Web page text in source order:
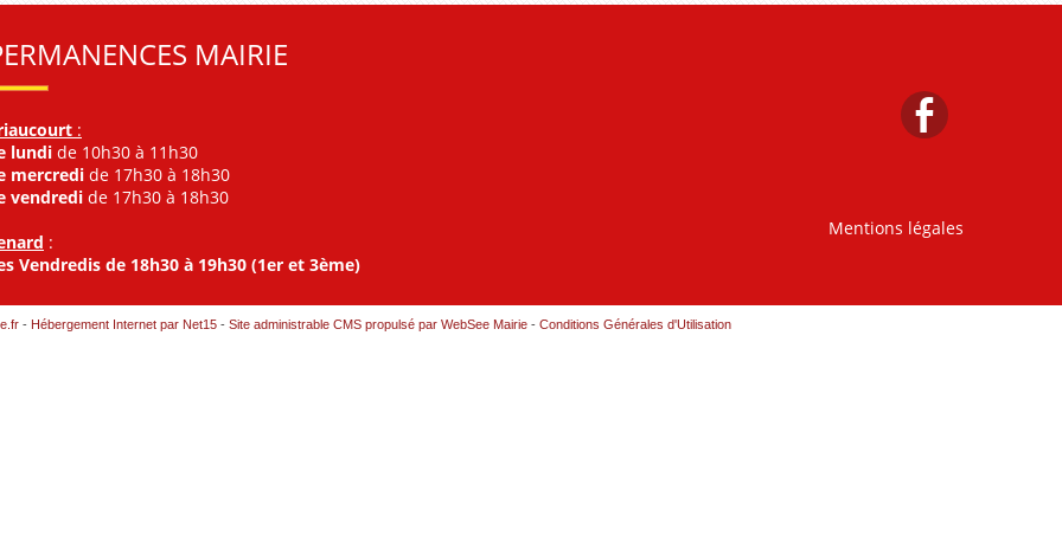
MAIRIE
:
lundi de 10h30 à 11h30
mercredi de 17h30 à 18h30
vendredi de 17h30 à 18h30
:
Vendredis de 18h30 à 19h30 (1er et 3ème)
Mentions légales
- Hébergement Internet par Net15- Site administrable CMS propulsé par WebSee Mairie- Conditions Générales d'Utilisation